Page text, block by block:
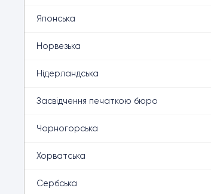
Японська
Норвезька
Нідерландська
Засвідчення печаткою бюро
Чорногорська
Хорватська
Сербська